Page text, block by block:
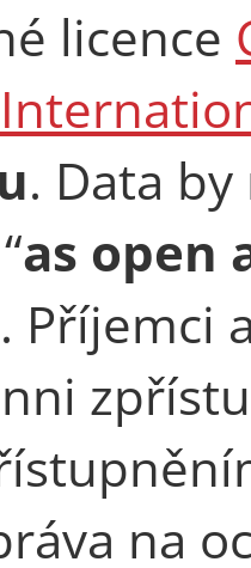
licence
. Data
as open
Příjemci
na